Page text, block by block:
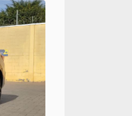
se
Uso e Política de Privacidade do